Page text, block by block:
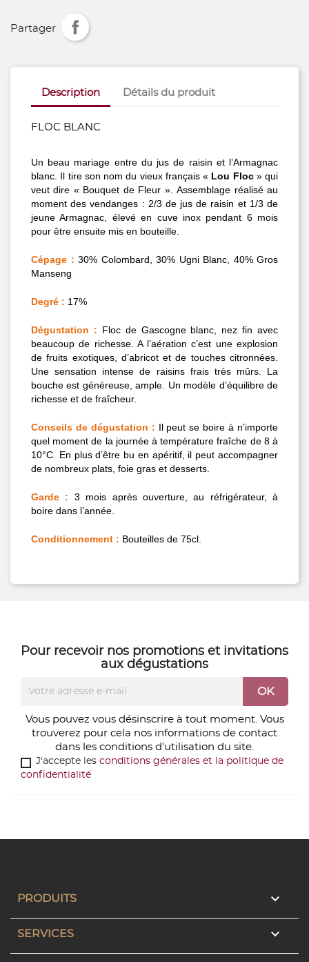
Partager
Description Détails du produit
FLOC BLANC
Un beau mariage entre du jus de raisin et l’Armagnac
blanc. Il tire son nom du vieux français « Lou Floc » qui
veut dire « Bouquet de Fleur ». Assemblage réalisé au
moment des vendanges : 2/3 de jus de raisin et 1/3 de
jeune Armagnac, élevé en cuve inox pendant 6 mois
pour être ensuite mis en bouteille.
Cépage : 30% Colombard, 30% Ugni Blanc, 40% Gros
Manseng
Degré : 17%
Dégustation : Floc de Gascogne blanc, nez fin avec
beaucoup de richesse. A l’aération c’est une explosion
de fruits exotiques, d’abricot et de touches citronnées.
Une sensation intense de raisins frais très mûrs. La
bouche est généreuse, ample. Un modèle d’équilibre de
richesse et de fraîcheur.
Conseils de dégustation : Il peut se boire à n’importe
quel moment de la journée à température fraîche de 8 à
10°C. En plus d’être bu en apéritif, il peut accompagner
de nombreux plats, foie gras et desserts.
Garde :
3 mois après ouverture, au réfrigérateur, à
boire dans l’année.
Conditionnement : Bouteilles de 75cl.
Pour recevoir nos promotions et invitations
aux dégustations
Vous pouvez vous désinscrire à tout moment. Vous
trouverez pour cela nos informations de contact
dans les conditions d'utilisation du site.
J'accepte les conditions générales et la politique de
confidentialité
PRODUITS 
SERVICES 